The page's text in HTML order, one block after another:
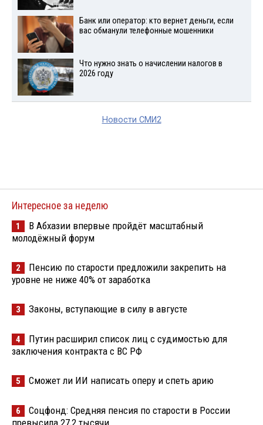
Банк или оператор: кто вернет деньги, если
вас обманули телефонные мошенники
Что нужно знать о начислении налогов в
2026 году
Новости СМИ2
Интересное за неделю
1
В Абхазии впервые пройдёт масштабный
молодёжный форум
2
Пенсию по старости предложили закрепить на
уровне не ниже 40% от заработка
3 Законы, вступающие в силу в августе
4
Путин расширил список лиц с судимостью для
заключения контракта с ВС РФ
5 Сможет ли ИИ написать оперу и спеть арию
6
Соцфонд: Средняя пенсия по старости в России
превысила 27,2 тысячи